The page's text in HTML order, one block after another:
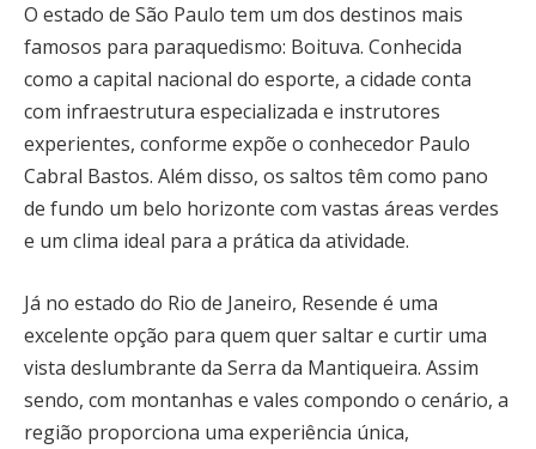
O estado de São Paulo tem um dos destinos mais
famosos para paraquedismo: Boituva. Conhecida
como a capital nacional do esporte, a cidade conta
com infraestrutura especializada e instrutores
experientes, conforme expõe o conhecedor Paulo
Cabral Bastos. Além disso, os saltos têm como pano
de fundo um belo horizonte com vastas áreas verdes
e um clima ideal para a prática da atividade.
Já no estado do Rio de Janeiro, Resende é uma
excelente opção para quem quer saltar e curtir uma
vista deslumbrante da Serra da Mantiqueira. Assim
sendo, com montanhas e vales compondo o cenário, a
região proporciona uma experiência única,